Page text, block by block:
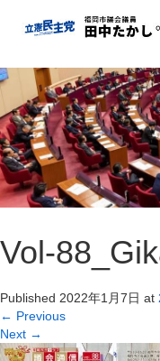
Vol-
Published 2022年1月7日 at
← Previous
Next →